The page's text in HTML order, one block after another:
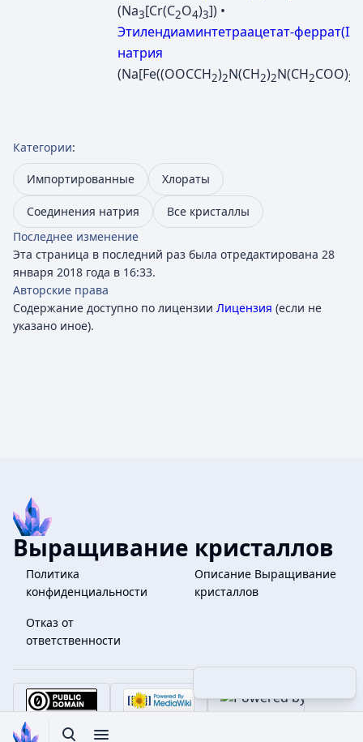
Поделиться этой страницей
(Na3[Cr(C2O4)3]) •
Этилендиаминтетраацетат-феррат(III)
натрия
(Na[Fe((OOCCH2)2N(CH2)2N(CH2COO)2
Категории:
Импортированные Хлораты
Соединения натрия
Все кристаллы
Последнее изменение
Эта страница в последний раз была отредактирована 28
января 2018 года в 16:33.
Авторские права
Содержание доступно по лицензии Лицензия (если не
указано иное).
Выращивание кристаллов
Политика
конфиденциальности
Описание Выращивание
кристаллов
Отказ от
ответственности